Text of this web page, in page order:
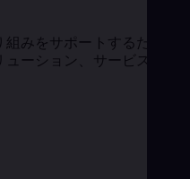
みをサポートするため
ーション、サービス